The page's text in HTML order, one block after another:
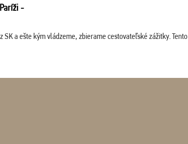
-
SK a ešte kým vládzeme, zbierame cestovateľské zážitky.